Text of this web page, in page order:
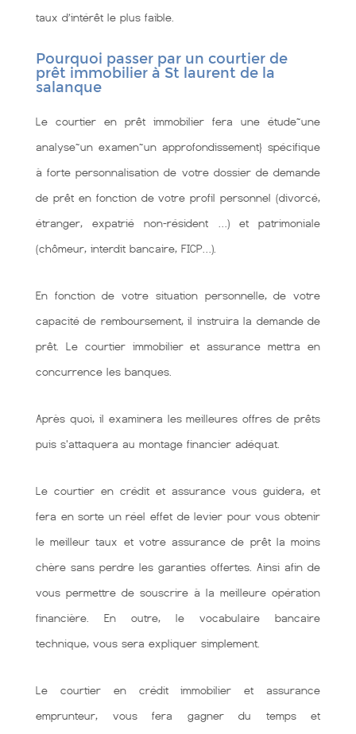
taux d’intérêt le plus faible.
Pourquoi passer par un courtier de
prêt immobilier à St laurent de la
salanque
Le courtier en prêt immobilier fera une étude~une
analyse~un examen~un approfondissement} spécifique
à forte personnalisation de votre dossier de demande
de prêt en fonction de votre profil personnel (divorcé,
étranger, expatrié non-résident …) et patrimoniale
(chômeur, interdit bancaire, FICP…).
En fonction de votre situation personnelle, de votre
capacité de remboursement, il instruira la demande de
prêt. Le courtier immobilier et assurance mettra en
concurrence les banques.
Après quoi, il examinera les meilleures offres de prêts
puis s'attaquera au montage financier adéquat.
Le courtier en crédit et assurance vous guidera, et
fera en sorte un réel effet de levier pour vous obtenir
le meilleur taux et votre assurance de prêt la moins
chère sans perdre les garanties offertes. Ainsi afin de
vous permettre de souscrire à la meilleure opération
financière. En outre, le vocabulaire bancaire
technique, vous sera expliquer simplement.
Le courtier en crédit immobilier et assurance
emprunteur, vous fera gagner du temps et